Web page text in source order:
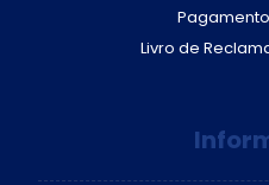
Livro de